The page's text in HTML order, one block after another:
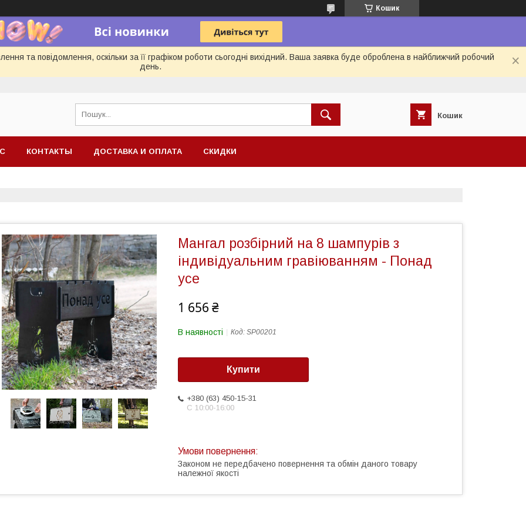
Кошик
та повідомлення, оскільки за її графіком роботи сьогодні вихідний. Ваша заявка буде оброблена в найближчий робочий
день.
Кошик
КОНТАКТЫ ДОСТАВКА И ОПЛАТА СКИДКИ
Мангал розбірний на 8 шампурів з
індивідуальним гравіюванням - Понад
усе
1 656 ₴
В наявності Код: SP00201
Купити
+380 (63) 450-15-31
С 10:00-16:00
Законом не передбачено повернення та обмін даного товару
належної якості